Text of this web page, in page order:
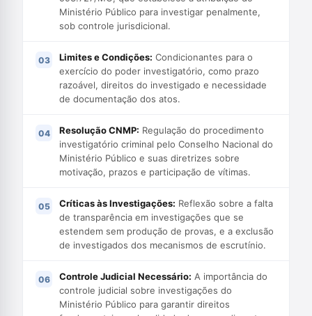
Ministério Público para investigar penalmente,
sob controle jurisdicional.
Limites e Condições: Condicionantes para o
exercício do poder investigatório, como prazo
razoável, direitos do investigado e necessidade
de documentação dos atos.
Resolução CNMP: Regulação do procedimento
investigatório criminal pelo Conselho Nacional do
Ministério Público e suas diretrizes sobre
motivação, prazos e participação de vítimas.
Críticas às Investigações: Reflexão sobre a falta
de transparência em investigações que se
estendem sem produção de provas, e a exclusão
de investigados dos mecanismos de escrutínio.
Controle Judicial Necessário: A importância do
controle judicial sobre investigações do
Ministério Público para garantir direitos